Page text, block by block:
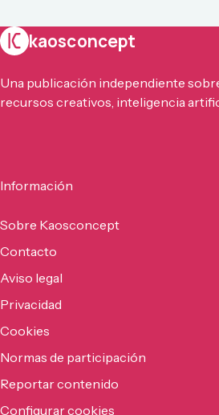
kaosconcept
Una publicación independiente
recursos creativos, inteligencia
Información
Sobre Kaosconcept
Contacto
Aviso legal
Privacidad
Cookies
Normas de participación
Reportar contenido
Configurar cookies